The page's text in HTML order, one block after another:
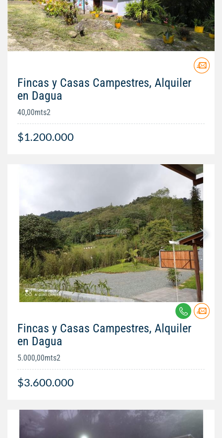
Fincas y Casas Campestres, Alquiler
en Dagua
40,00mts2
$1.200.000
Fincas y Casas Campestres, Alquiler
en Dagua
5.000,00mts2
$3.600.000